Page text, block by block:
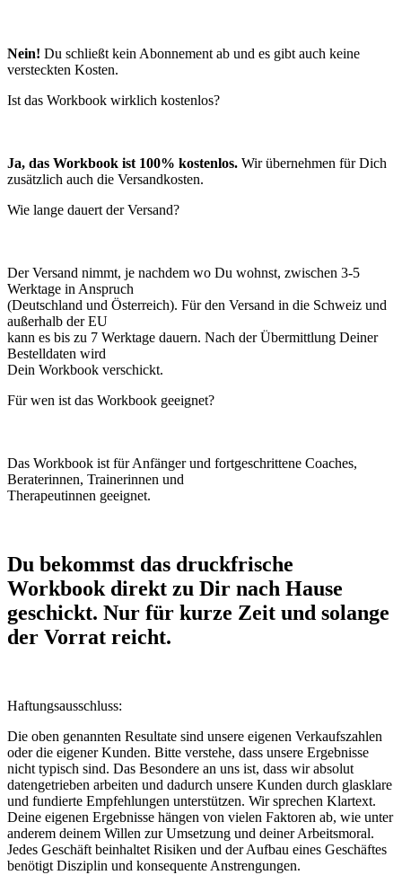
Nein! Du schließt kein Abonnement ab und es gibt auch keine
versteckten Kosten.
Ist das Workbook wirklich kostenlos?
Ja, das Workbook ist 100% kostenlos. Wir übernehmen für Dich
zusätzlich auch die Versandkosten.
Wie lange dauert der Versand?
Der Versand nimmt, je nachdem wo Du wohnst, zwischen 3-5
Werktage in Anspruch
(Deutschland und Österreich). Für den Versand in die Schweiz und
außerhalb der EU
kann es bis zu 7 Werktage dauern. Nach der Übermittlung Deiner
Bestelldaten wird
Dein Workbook verschickt.
Für wen ist das Workbook geeignet?
Das Workbook ist für Anfänger und fortgeschrittene Coaches,
Beraterinnen, Trainerinnen und
Therapeutinnen geeignet.
Du bekommst das druckfrische
Workbook direkt zu Dir nach Hause
geschickt. Nur für kurze Zeit und solange
der Vorrat reicht.
Haftungsausschluss:
Die oben genannten Resultate sind unsere eigenen Verkaufszahlen
oder die eigener Kunden. Bitte verstehe, dass unsere Ergebnisse
nicht typisch sind. Das Besondere an uns ist, dass wir absolut
datengetrieben arbeiten und dadurch unsere Kunden durch glasklare
und fundierte Empfehlungen unterstützen. Wir sprechen Klartext.
Deine eigenen Ergebnisse hängen von vielen Faktoren ab, wie unter
anderem deinem Willen zur Umsetzung und deiner Arbeitsmoral.
Jedes Geschäft beinhaltet Risiken und der Aufbau eines Geschäftes
benötigt Disziplin und konsequente Anstrengungen.